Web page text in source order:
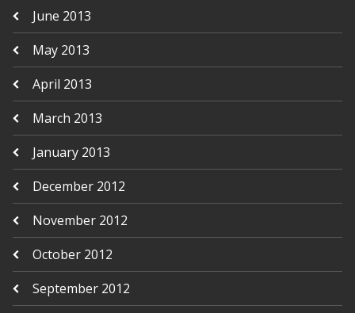
June 2013
May 2013
April 2013
March 2013
January 2013
December 2012
November 2012
October 2012
September 2012